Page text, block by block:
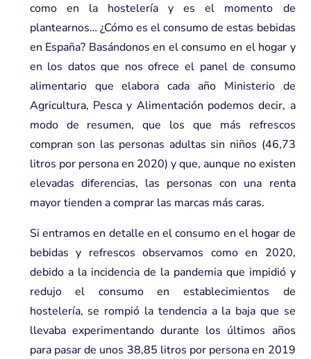
como en la hostelería y es el momento de
plantearnos… ¿Cómo es el consumo de estas bebidas
en España? Basándonos en el consumo en el hogar y
en los datos que nos ofrece el panel de consumo
alimentario que elabora cada año Ministerio de
Agricultura, Pesca y Alimentación podemos decir, a
modo de resumen, que los que más refrescos
compran son las personas adultas sin niños (46,73
litros por persona en 2020) y que, aunque no existen
elevadas diferencias, las personas con una renta
mayor tienden a comprar las marcas más caras.
Si entramos en detalle en el consumo en el hogar de
bebidas y refrescos observamos como en 2020,
debido a la incidencia de la pandemia que impidió y
redujo el consumo en establecimientos de
hostelería, se rompió la tendencia a la baja que se
llevaba experimentando durante los últimos años
para pasar de unos 38,85 litros por persona en 2019